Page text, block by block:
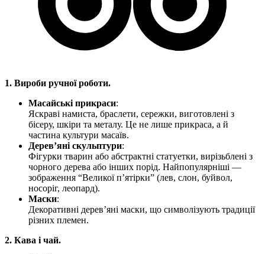
1. Вироби ручної роботи.
Масайські прикраси:
Яскраві намиста, браслети, сережки, виготовлені з
бісеру, шкіри та металу. Це не лише прикраса, а й
частина культури масаїв.
Дерев’яні скульптури:
Фігурки тварин або абстрактні статуетки, вирізьблені з
чорного дерева або інших порід. Найпопулярніші —
зображення “Великої п’ятірки” (лев, слон, буйвол,
носоріг, леопард).
Маски:
Декоративні дерев’яні маски, що символізують традиції
різних племен.
2. Кава і чай.